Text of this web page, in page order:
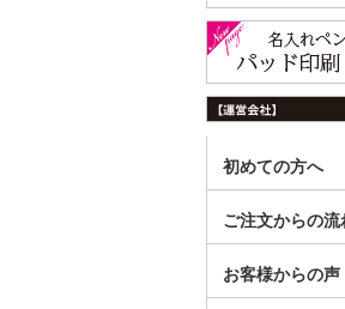
初めての方へ
ご注文からの流
お客様からの声